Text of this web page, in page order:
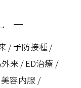
予防接種
外来
ED治療
美容内服